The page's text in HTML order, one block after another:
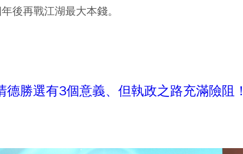
後再戰江湖最大本錢。
勝選有3個意義、但執政之路充滿險阻！